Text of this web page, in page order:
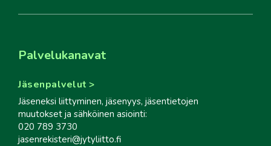
Palvelukanavat
Jäsenpalvelut
Jäseneksi liittyminen, jäsenyys, jäsentietojen
muutokset ja sähköinen asiointi:
020 789 3730
jasenrekisteri@jytyliitto.fi